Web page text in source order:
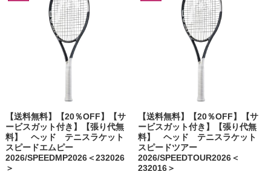
【送料無料】【20％OFF】【サ
ービスガット付き】【張り代無
料】 ヘッド テニスラケット
スピードエムピー
2026/SPEEDMP2026＜232026
＞
【送料無料】【20％OFF】【サ
ービスガット付き】【張り代無
料】 ヘッド テニスラケット
スピードツアー
2026/SPEEDTOUR2026＜
232016＞